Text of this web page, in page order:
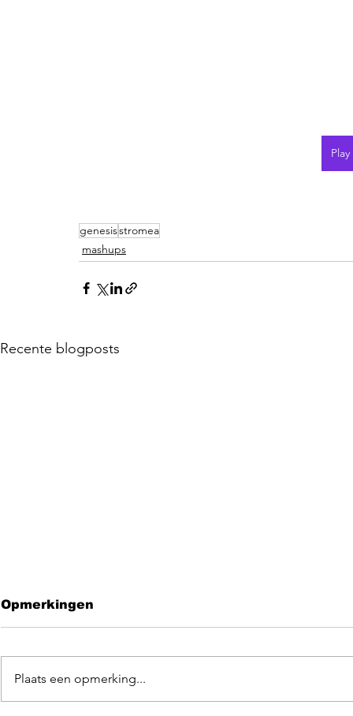
genesisstromea
mashups
Recente blogposts
Leave
Opmerkingen
Plaats een opmerking...